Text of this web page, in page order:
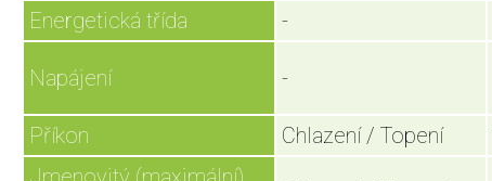
Energetická třída
-
Napájení -
Příkon Chlazení / Topení